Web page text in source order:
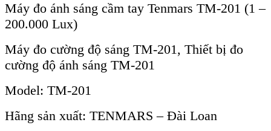
Máy đo ánh sáng cầm tay Tenmars TM-201 (1 –
200.000 Lux)
Máy đo cường độ sáng TM-201, Thiết bị đo
cường độ ánh sáng TM-201
Model: TM-201
Hãng sản xuất: TENMARS – Đài Loan